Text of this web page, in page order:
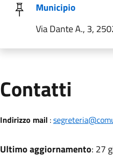
Municipio
Via Dante A., 3,
Contatti
Indirizzo mail:
Ultimo aggiornamento: 27